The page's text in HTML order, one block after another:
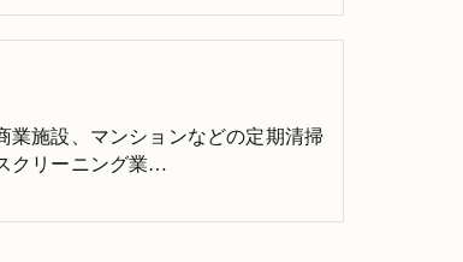
業施設、マンションなどの定期清掃
クリーニング業…